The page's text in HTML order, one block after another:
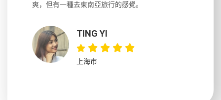
爽，但有一種去東南亞旅行的感覺。
TING YI
上海市